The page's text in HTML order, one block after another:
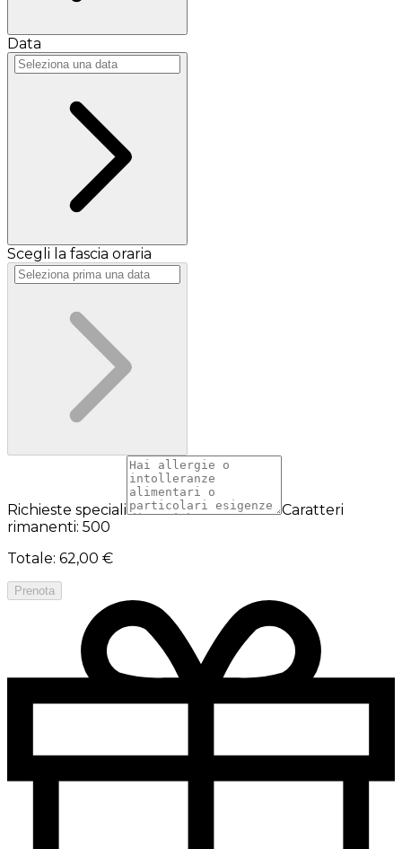
Data
Scegli la fascia oraria
Richieste speciali
Caratteri
rimanenti: 500
Totale: 62,00 €
Prenota